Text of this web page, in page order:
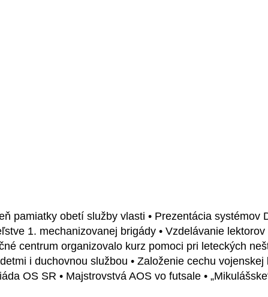
pamiatky obetí služby vlasti • Prezentácia systémov
1. mechanizovanej brigády • Vzdelávanie lektorov
centrum organizovalo kurz pomoci pri leteckých
i duchovnou službou • Založenie cechu vojenskej
OS SR • Majstrovstvá AOS vo futsale •